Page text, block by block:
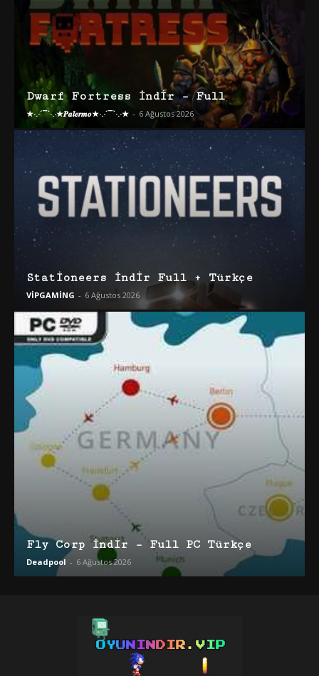
Dwarf Fortress İndir – Full
★·.·´¯`·.·★𝑷𝒂𝒍𝒆𝒓𝒎𝒐★·.·´¯`·.·★ - 6 Ağustos 2026
Stationeers İndir Full + Türkçe
VİPGAMİNG - 6 Ağustos 2026
Fly Corp İndir – Full PC Türkçe
Deadpool - 6 Ağustos 2026